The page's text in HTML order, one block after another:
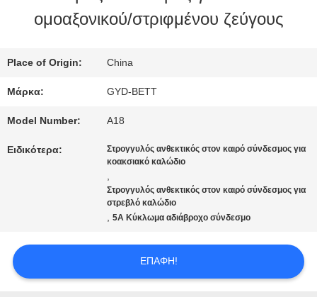
ΠΟΙΟΤΙΚΌΣ
ΈΛΕΓΧΟΣ
PRIVACY
ομοαξονικού/στριφμένου ζεύγους
Place of Origin: China
Μάρκα: GYD-BETT
Model Number: A18
Ειδικότερα:
Στρογγυλός ανθεκτικός στον καιρό σύνδεσμος για
κοακσιακό καλώδιο
,
Στρογγυλός ανθεκτικός στον καιρό σύνδεσμος για
στρεβλό καλώδιο
,5Α Κύκλωμα αδιάβροχο σύνδεσμο
ΕΠΑΦΉ!